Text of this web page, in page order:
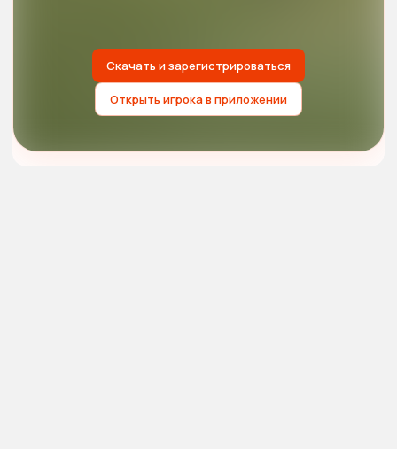
Скачать и зарегистрироваться
Открыть игрока в приложении